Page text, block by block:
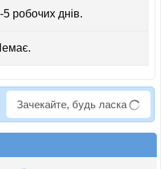
5 робочих днів.
Зачекайте, будь ласка